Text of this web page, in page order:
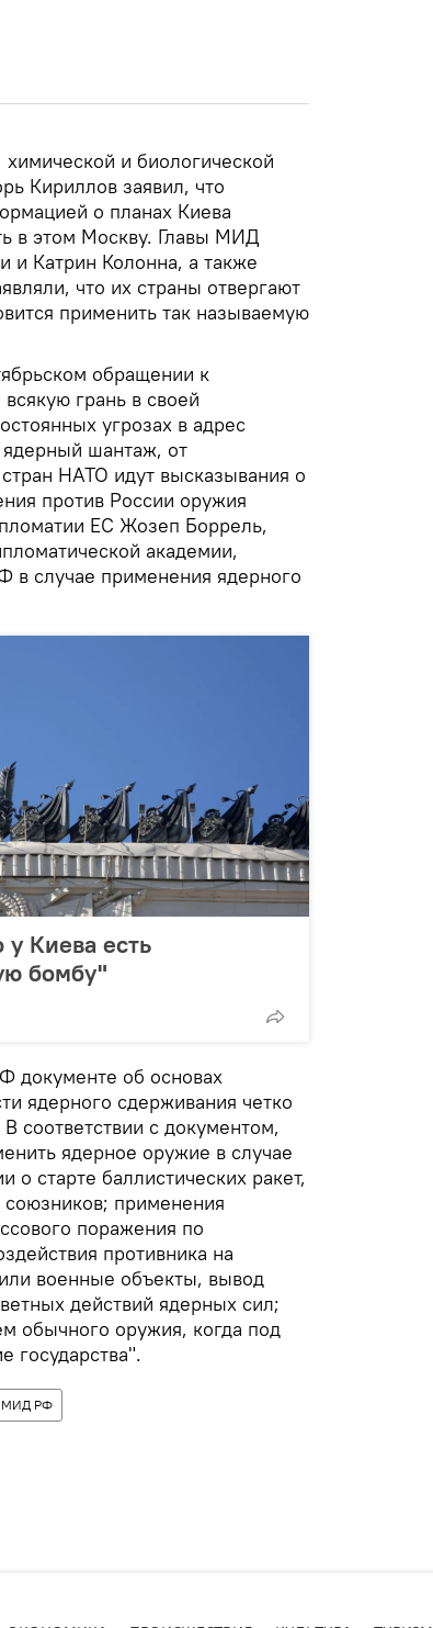
и биологической
Кириллов заявил, что
о планах Киева
в этом Москву. Главы МИД
Катрин Колонна, а также
что их страны отвергают
применить так называемую
обращении к
грань в своей
угрозах в адрес
шантаж, от
НАТО идут высказывания о
против России оружия
ЕС Жозеп Боррель,
академии,
случае применения ядерного
Киева есть
бомбу"
документе об основах
ядерного сдерживания четко
соответствии с документом,
ядерное оружие в случае
старте баллистических ракет,
применения
поражения по
противника на
военные объекты, вывод
действий ядерных сил;
обычного оружия, когда под
государства".
МИД РФ